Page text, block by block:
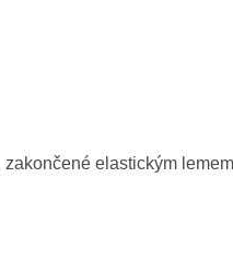
elastickým